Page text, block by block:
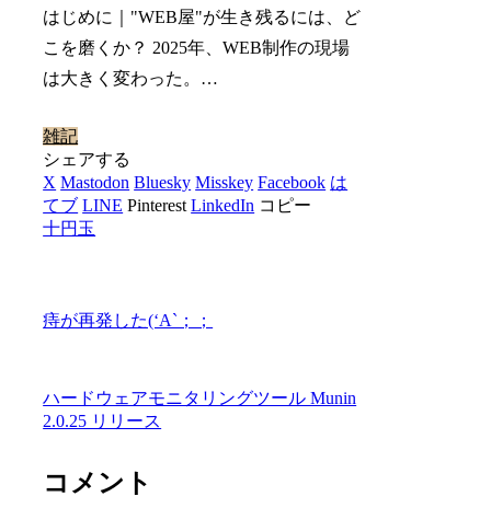
はじめに｜"WEB屋"が生き残るには、ど
こを磨くか？ 2025年、WEB制作の現場
は大きく変わった。…
雑記
シェアする
X Mastodon Bluesky Misskey Facebook は
てブ LINE Pinterest LinkedIn コピー
十円玉
痔が再発した(‘A`；；
ハードウェアモニタリングツール Munin
2.0.25 リリース
コメント